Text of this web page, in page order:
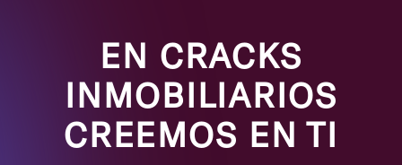
EN CRACKS
INMOBILIARIOS
CREEMOS EN TI